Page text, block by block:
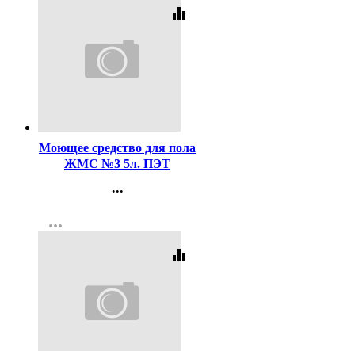
equalizer
Моющее средство для пола
ЖМС №3 5л. ПЭТ
...
Регистрация
more_horiz
equalizer